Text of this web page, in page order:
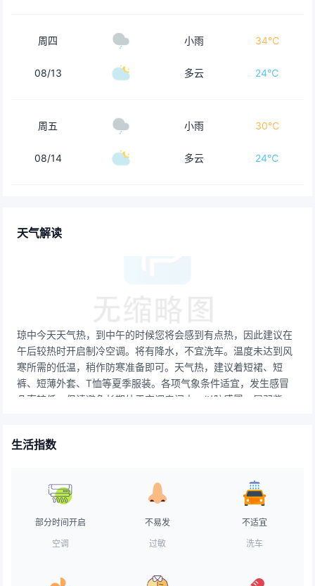
周四 小雨 34℃
08/13 多云 24℃
周五 小雨 30℃
08/14 多云 24℃
天气解读
琼中今天天气热，到中午的时候您将会感到有点热，因此建议在
午后较热时开启制冷空调。将有降水，不宜洗车。温度未达到风
寒所需的低温，稍作防寒准备即可。天气热，建议着短裙、短
裤、短薄外套、T恤等夏季服装。各项气象条件适宜，发生感冒
几率较低。但请避免长期处于空调房间中，以防感冒。属弱紫外
降水，路面比较湿滑，能见度一般，交通气象条件较差，事故高
晒，请在室内准备出充足的空间。天气不好，不适合垂钓。暑意
弥漫，冰镇食品最受欢迎，但食用过多易伤身。天气较热，建议
生活指数
部分时间开启
空调
不易发
过敏
不适宜
洗车